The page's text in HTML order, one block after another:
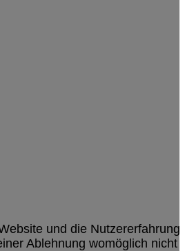
und die Nutzererfahrung
Ablehnung womöglich nicht